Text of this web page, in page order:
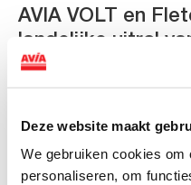
Deze website maakt
We gebruiken cookies
personaliseren, om
AVIA VOLT en
landelijke uitrol
van DC-
Lees verder